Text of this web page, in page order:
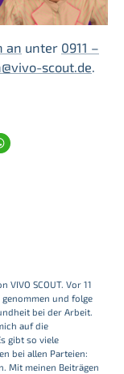
an unter 0911 –
scout.de.
SCOUT. Vor 11
genommen und folge
bei der Arbeit.
auf die
gibt so viele
bei allen Parteien:
Mit meinen Beiträgen